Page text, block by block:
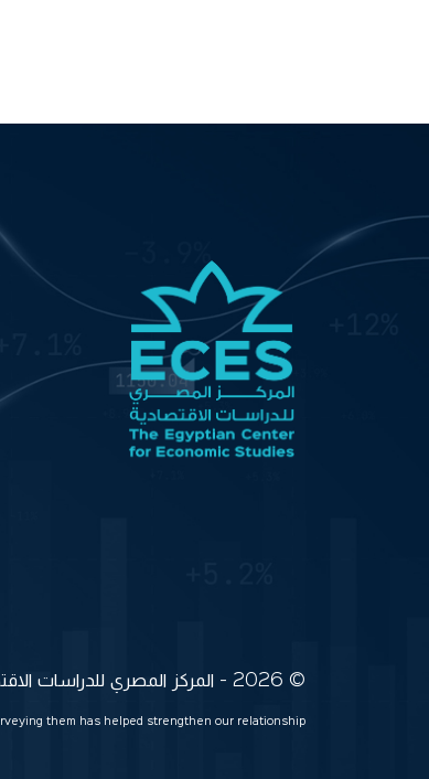
© 2026 - المركز المصري للدراسات الاقتصادية (ECES) جميع الحقوق محفوظة
them has helped strengthen our relationship.